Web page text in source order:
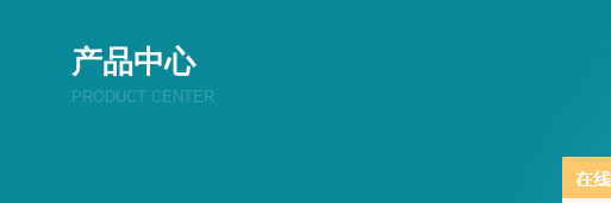
产品中心
PRODUCT CENTER